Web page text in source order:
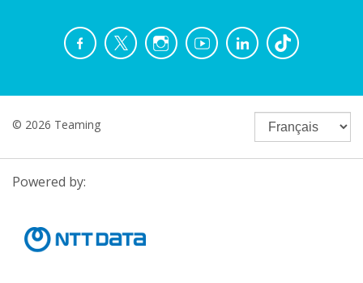
© 2026 Teaming
Powered by: